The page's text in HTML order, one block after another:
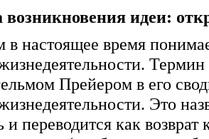
идеи:
в настоящее время
Прейером в его
Это
переводится как